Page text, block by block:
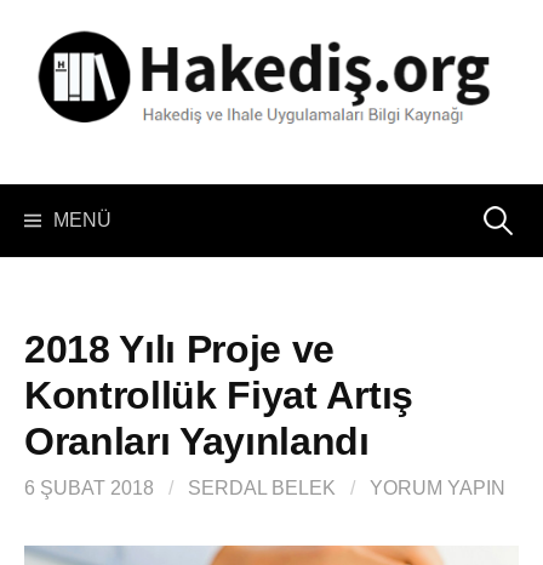
MENÜ Arama:
2018 Yılı Proje ve
Kontrollük Fiyat Artış
Oranları Yayınlandı
6 ŞUBAT 2018 / SERDAL BELEK / YORUM YAPIN